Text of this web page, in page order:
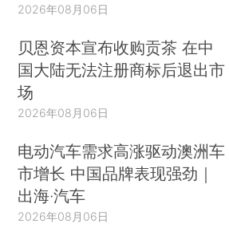
2026年08月06日
贝恩资本宣布收购贡茶 在中
国大陆无法注册商标后退出市
场
2026年08月06日
电动汽车需求高涨驱动澳洲车
市增长 中国品牌表现强劲｜
出海·汽车
2026年08月06日